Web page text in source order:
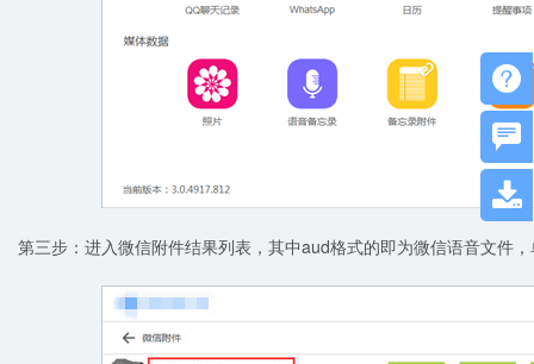
第三步：进入微信附件结果列表，其中aud格式的即为微信语音文件


